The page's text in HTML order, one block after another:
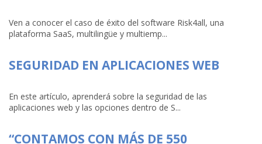
Ven a conocer el caso de éxito del software Risk4all, una
plataforma SaaS, multilingüe y multiemp...
SEGURIDAD EN APLICACIONES WEB
En este artículo, aprenderá sobre la seguridad de las
aplicaciones web y las opciones dentro de S...
“CONTAMOS CON MÁS DE 550